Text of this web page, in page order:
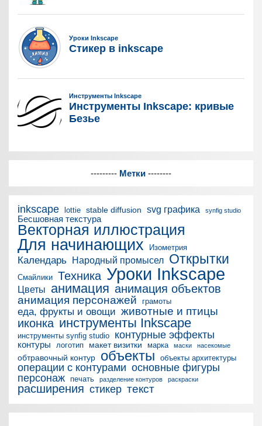
--------- Метки --------
inkscape lottie stable diffusion svg графика synfig studio
Бесшовная текстура
Векторная иллюстрация
Для начинающих Изометрия
Календарь Народный промысел Открытки
Смайлики Техника Уроки Inkscape
Цветы анимация анимация объектов
анимация персонажей грамоты
еда, фрукты и овощи животные и птицы
иконка инструменты Inkscape
инструменты synfig studio контурные эффекты
контуры логотип макет визитки марка маски насекомые
обтравочный контур объекты объекты архитектуры
операции с контурами основные фигуры
персонаж
печать разделение контуров раскраски
расширения стикер текст